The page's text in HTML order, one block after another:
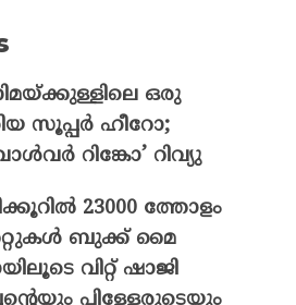
ഒരു
സൂപ്പർ ഹീറോ;
റിങ്കോ’ റിവ്യു
23000 ത്തോളം
ബുക്ക് മൈ
വിറ്റ് ഷാജി